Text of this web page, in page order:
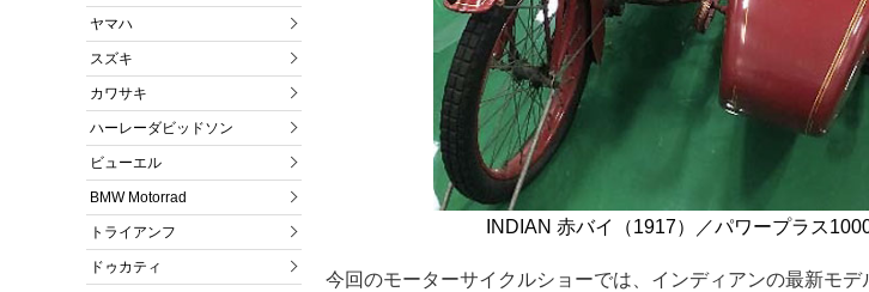
ヤマハ
スズキ
カワサキ
ハーレーダビッドソン
ビューエル
BMW Motorrad
トライアンフ
ドゥカティ
INDIAN 赤バイ（1917）／パワープラス
今回のモーターサイクルショーでは、インディアンの最新モ